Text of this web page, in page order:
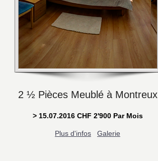
2 ½ Pièces Meublé à Montreux
> 15.07.2016 CHF 2'900 Par Mois
Plus d'infos Galerie